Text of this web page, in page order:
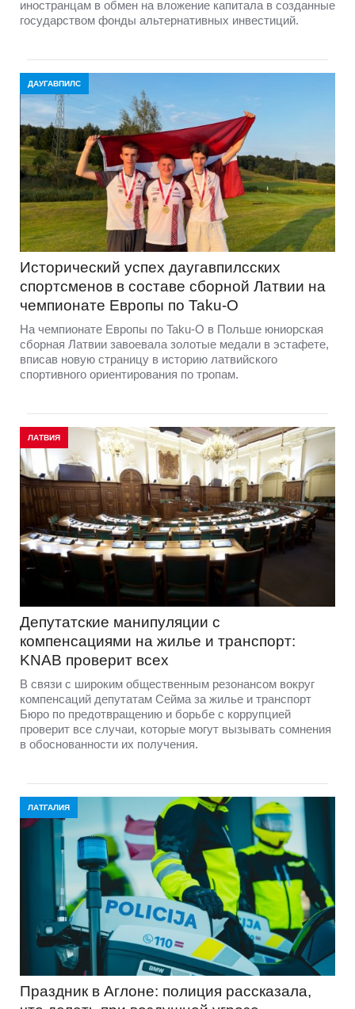
иностранцам в обмен на вложение капитала в созданные
государством фонды альтернативных инвестиций.
ДАУГАВПИЛС
Исторический успех даугавпилсских
спортсменов в составе сборной Латвии на
чемпионате Европы по Taku-O
На чемпионате Европы по Taku-O в Польше юниорская
сборная Латвии завоевала золотые медали в эстафете,
вписав новую страницу в историю латвийского
спортивного ориентирования по тропам.
ЛАТВИЯ
Депутатские манипуляции с
компенсациями на жилье и транспорт:
KNAB проверит всех
В связи с широким общественным резонансом вокруг
компенсаций депутатам Сейма за жилье и транспорт
Бюро по предотвращению и борьбе с коррупцией
проверит все случаи, которые могут вызывать сомнения
в обоснованности их получения.
ЛАТГАЛИЯ
Праздник в Аглоне: полиция рассказала,